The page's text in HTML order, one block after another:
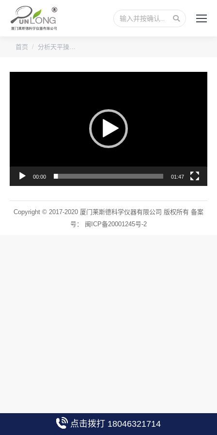
搜
索：
您的位置：
首页 分析天平操…
器
00:00 01:47
Copyright © 2017-2020 厦门莱斯德科学仪器有限公司 版权所有 备案
号： 闽ICP备20001245号-2
点击拨打 18046321714